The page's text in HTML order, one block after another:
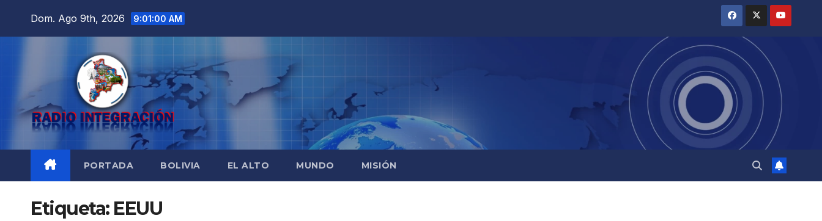
Dom. Ago 9th, 2026 9:01:01 AM
PORTADA BOLIVIA EL ALTO MUNDO MISIÓN
Etiqueta: EEUU